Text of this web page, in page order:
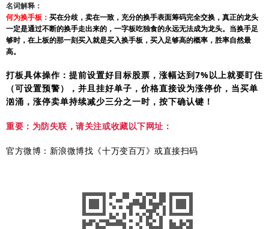
名词解释：
何为换手板： 买在分歧，卖在一致，充分的换手表面筹码完全交换，真正的龙头
一定是通过不断的换手走出来的，一字板吃独食的永远无法成为龙头。当换手足
够时，在上板的那一刻买入就是买入换手板，买入足够高的概率，胜率自然最
高。
打板具体操作：提前设置好目标股票，涨幅达到7%以上就要盯住
（可设置预警），并且挂好单子，价格直接设为涨停价，当买单
汹涌，涨停卖单持续减少三分之一时，按下确认键！
重要：为防失联，请关注或收藏以下网址：
官方微博：新浪微博找《十万变百万》或直接扫码